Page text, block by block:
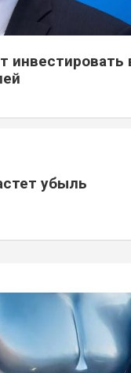
инвестировать
убыль